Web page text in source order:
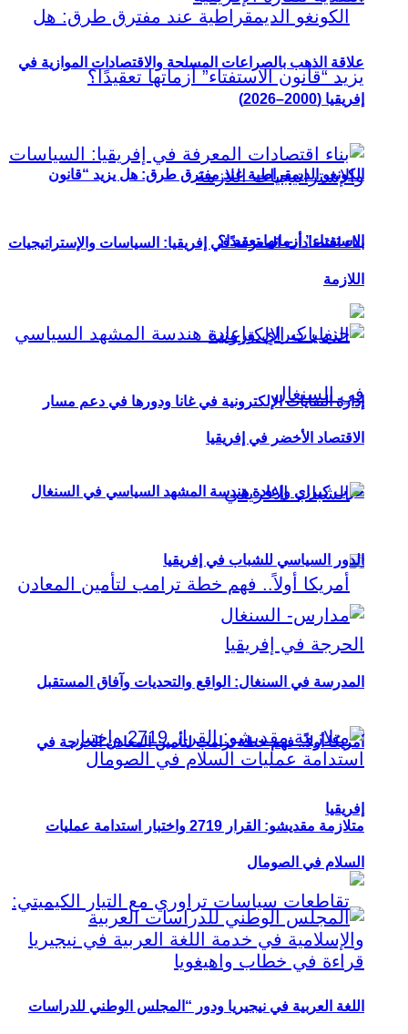
الكونغو الديمقراطية عند مفترق طرق: هل يزيد “قانون
الاستفتاء” أزماتها تعقيدًا؟
حزب كيراي وإعادة هندسة المشهد السياسي في السنغال
أمريكا أولاً.. فهم خطة ترامب لتأمين المعادن الحرجة في
إفريقيا
علاقة الذهب بالصراعات المسلحة والاقتصادات الموازية في
إفريقيا (2000–2026)
بناء اقتصادات المعرفة في إفريقيا: السياسات والإستراتيجيات
اللازمة
إدارة النفايات الإلكترونية في غانا ودورها في دعم مسار
الاقتصاد الأخضر في إفريقيا
الدور السياسي للشباب في إفريقيا
المدرسة في السنغال: الواقع والتحديات وآفاق المستقبل
متلازمة مقديشو: القرار 2719 واختبار استدامة عمليات
السلام في الصومال
اللغة العربية في نيجيريا ودور “المجلس الوطني للدراسات